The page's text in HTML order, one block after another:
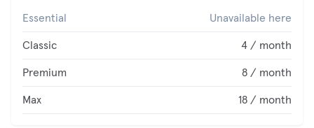
Essential Unavailable here
Classic 4 / month
Premium 8 / month
Max 18 / month